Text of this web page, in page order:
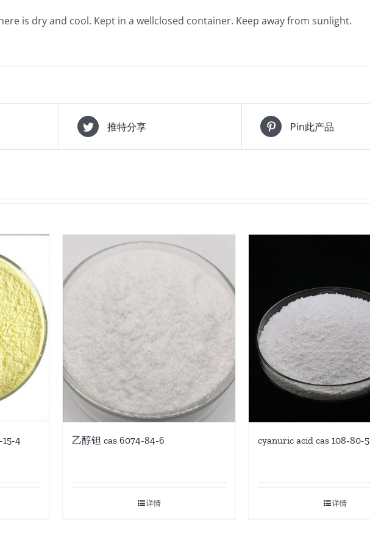
is dry and cool. Kept in a wellclosed container. Keep away from sunlight.
推特分享 Pin此产品
15-4 乙醇钽 cas 6074-84-6
详情
cyanuric acid cas 108-80-5
详情